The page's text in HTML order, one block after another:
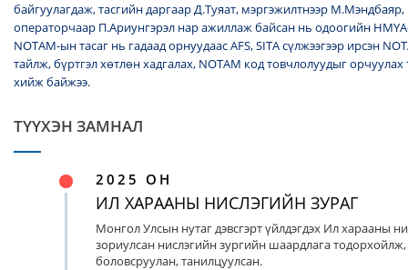
байгуулагдаж, тасгийн даргаар Д.Туяат, мэргэжилтнээр
операторчаар П.Ариунгэрэл нар ажиллаж байсан нь одоогийн
NOTAM-ын тасаг нь гадаад орнуудаас AFS, SITA сүлжээгээр ирсэн
тайлж, бүртгэл хөтлөн хадгалах, NОТАМ код товчлолуудыг
хийж байжээ.
ТҮҮХЭН ЗАМНАЛ
2025 ОН
ИЛ ХАРААНЫ НИСЛЭГИЙН ЗУРАГ
Монгол Улсын нутаг дэвсгэрт үйлдэгдэх Ил харааны
зориулсан нислэгийн зургийн шаардлага тодорхойлж,
боловсруулан, танилцуулсан.